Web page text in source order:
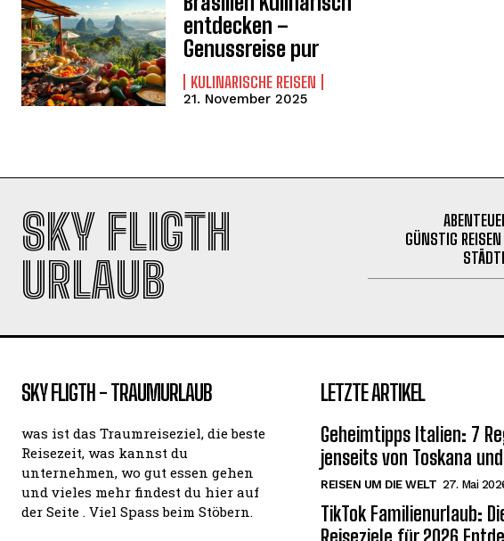
entdecken –
Genussreise pur
KULINARISCHE REISEN
21. November 2025
SKY FLIGTH
URLAUB
GÜNSTIG REISEN
SKY FLIGTH - TRAUMURLAUB
was ist das Traumreiseziel, die beste
Reisezeit, was kannst du
unternehmen, wo gut essen gehen
und vieles mehr findest du hier auf
der Seite . Viel Spass beim Stöbern.
LETZTE ARTIKEL
Geheimtipps Italien: 7
jenseits von Toskana
REISEN UM DIE WELT 27. Mai
TikTok Familienurlaub: